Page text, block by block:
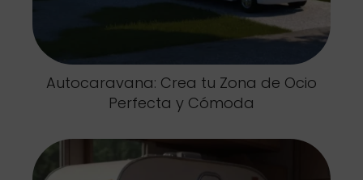
Autocaravana: Crea tu Zona de Ocio
Perfecta y Cómoda